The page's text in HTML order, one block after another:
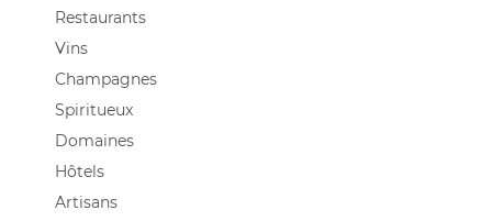
Restaurants
Vins
Champagnes
Spiritueux
Domaines
Hôtels
Artisans